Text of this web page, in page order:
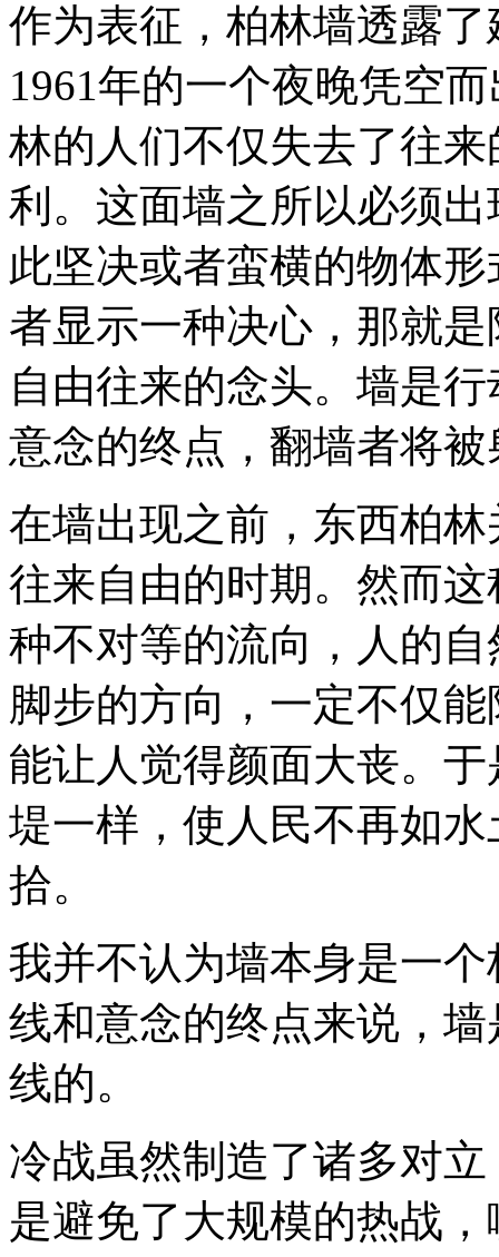
作为表征，柏林墙透露
1961年的一个夜晚凭空
林的人们不仅失去了往
利。这面墙之所以必须
此坚决或者蛮横的物体
者显示一种决心，那就
自由往来的念头。墙是
意念的终点，翻墙者将被
在墙出现之前，东西柏
往来自由的时期。然而
种不对等的流向，人的
脚步的方向，一定不仅
能让人觉得颜面大丧。
堤一样，使人民不再如
拾。
我并不认为墙本身是一
线和意念的终点来说，
线的。
冷战虽然制造了诸多对
是避免了大规模的热战